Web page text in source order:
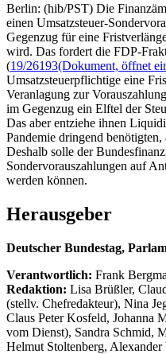
Berlin: (hib/PST) Die
einen Umsatzsteuer-
Gegenzug für eine
wird. Das fordert die FDP-
(19/26193(Dokument, öffnet
Umsatzsteuerpflichtige eine
Veranlagung zur
im Gegenzug ein Elftel der
Das aber entziehe ihnen
Pandemie dringend
Deshalb solle der
Sondervorauszahlungen auf
werden können.
Herausgeber
Deutscher Bundestag,
Verantwortlich: Frank
Redaktion: Lisa Brüßler,
(stellv. Chefredakteur), Nina
Claus Peter Kosfeld, Johanna
vom Dienst), Sandra Schmid,
Helmut Stoltenberg, Alexander